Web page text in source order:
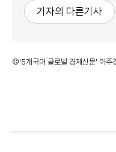
기자의 다른기사
©'5개국어 글로벌 경제신문' 아주